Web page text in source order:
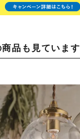
品も見ています